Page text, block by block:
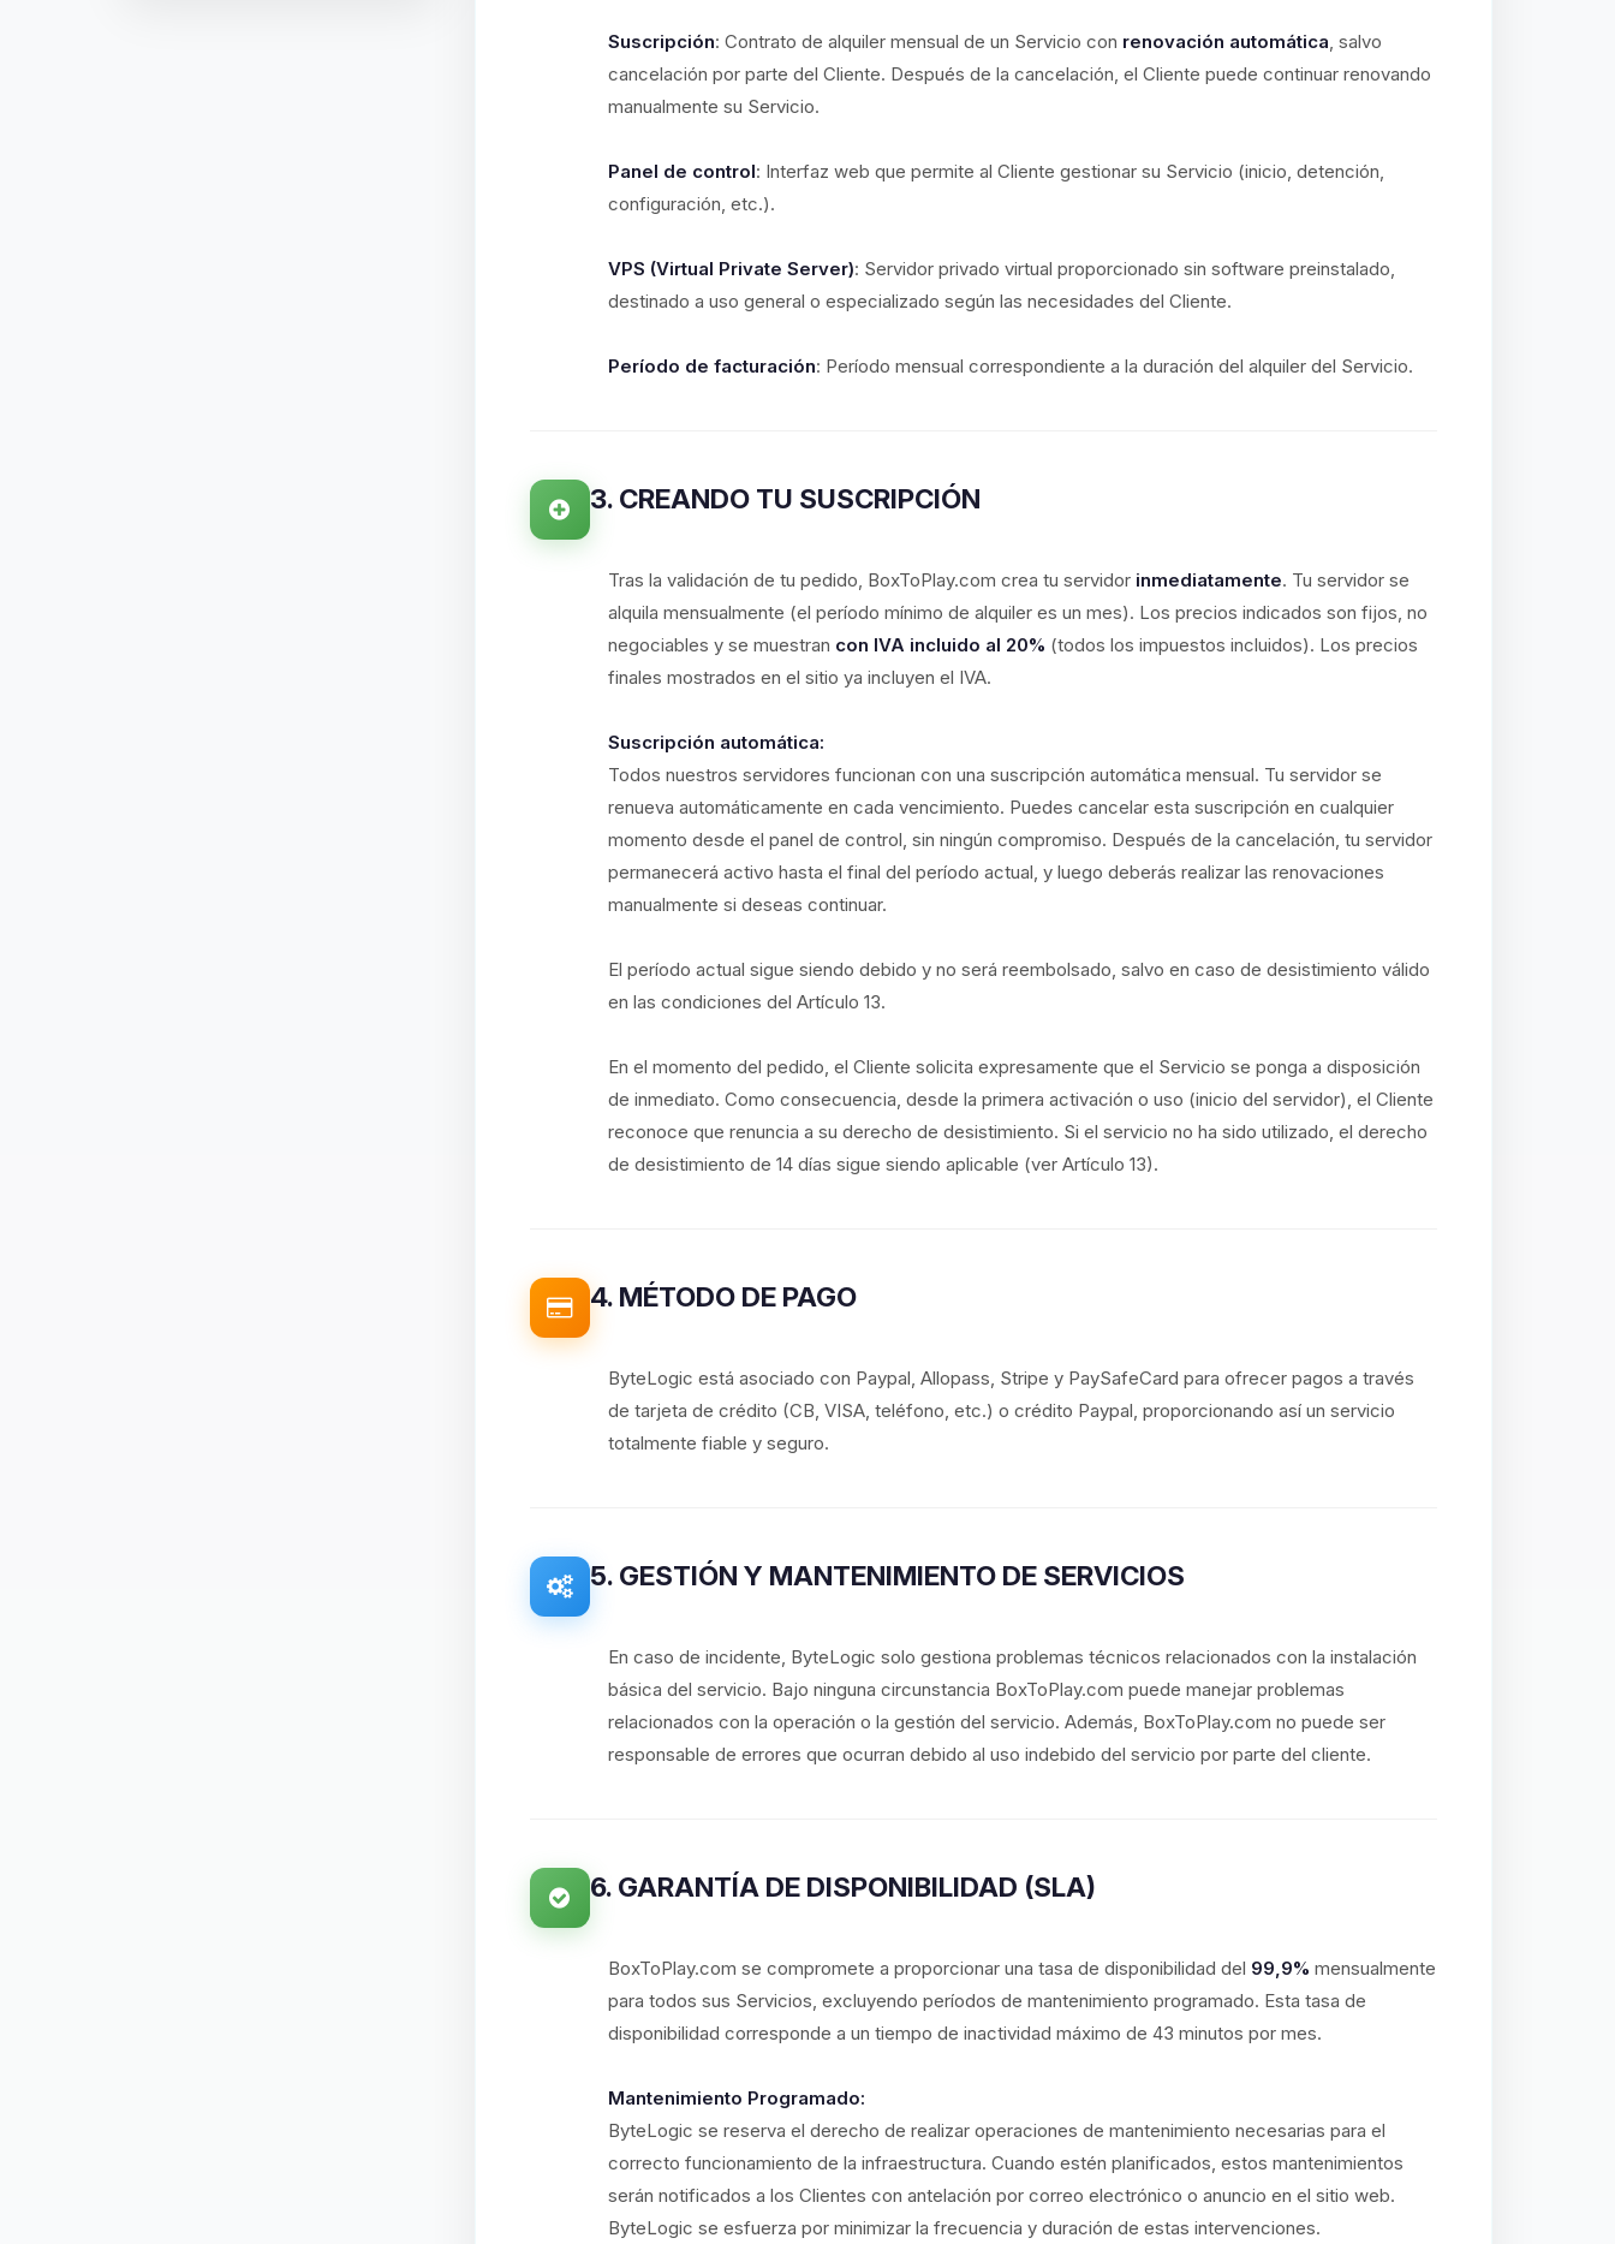
Suscripción: Contrato de alquiler mensual de un Servicio con renovación automática, salvo
cancelación por parte del Cliente. Después de la cancelación, el Cliente puede continuar renovando
manualmente su Servicio.
Panel de control: Interfaz web que permite al Cliente gestionar su Servicio (inicio, detención,
configuración, etc.).
VPS (Virtual Private Server): Servidor privado virtual proporcionado sin software preinstalado,
destinado a uso general o especializado según las necesidades del Cliente.
Período de facturación: Período mensual correspondiente a la duración del alquiler del Servicio.
3. CREANDO TU SUSCRIPCIÓN
Tras la validación de tu pedido, BoxToPlay.com crea tu servidor inmediatamente. Tu servidor se
alquila mensualmente (el período mínimo de alquiler es un mes). Los precios indicados son fijos, no
negociables y se muestran con IVA incluido al 20% (todos los impuestos incluidos). Los precios
finales mostrados en el sitio ya incluyen el IVA.
Suscripción automática:
Todos nuestros servidores funcionan con una suscripción automática mensual. Tu servidor se
renueva automáticamente en cada vencimiento. Puedes cancelar esta suscripción en cualquier
momento desde el panel de control, sin ningún compromiso. Después de la cancelación, tu servidor
permanecerá activo hasta el final del período actual, y luego deberás realizar las renovaciones
manualmente si deseas continuar.
El período actual sigue siendo debido y no será reembolsado, salvo en caso de desistimiento válido
en las condiciones del Artículo 13.
En el momento del pedido, el Cliente solicita expresamente que el Servicio se ponga a disposición
de inmediato. Como consecuencia, desde la primera activación o uso (inicio del servidor), el Cliente
reconoce que renuncia a su derecho de desistimiento. Si el servicio no ha sido utilizado, el derecho
de desistimiento de 14 días sigue siendo aplicable (ver Artículo 13).
4. MÉTODO DE PAGO
ByteLogic está asociado con Paypal, Allopass, Stripe y PaySafeCard para ofrecer pagos a través
de tarjeta de crédito (CB, VISA, teléfono, etc.) o crédito Paypal, proporcionando así un servicio
totalmente fiable y seguro.
5. GESTIÓN Y MANTENIMIENTO DE SERVICIOS
En caso de incidente, ByteLogic solo gestiona problemas técnicos relacionados con la instalación
básica del servicio. Bajo ninguna circunstancia BoxToPlay.com puede manejar problemas
relacionados con la operación o la gestión del servicio. Además, BoxToPlay.com no puede ser
responsable de errores que ocurran debido al uso indebido del servicio por parte del cliente.
6. GARANTÍA DE DISPONIBILIDAD (SLA)
BoxToPlay.com se compromete a proporcionar una tasa de disponibilidad del 99,9% mensualmente
para todos sus Servicios, excluyendo períodos de mantenimiento programado. Esta tasa de
disponibilidad corresponde a un tiempo de inactividad máximo de 43 minutos por mes.
Mantenimiento Programado:
ByteLogic se reserva el derecho de realizar operaciones de mantenimiento necesarias para el
correcto funcionamiento de la infraestructura. Cuando estén planificados, estos mantenimientos
serán notificados a los Clientes con antelación por correo electrónico o anuncio en el sitio web.
ByteLogic se esfuerza por minimizar la frecuencia y duración de estas intervenciones.